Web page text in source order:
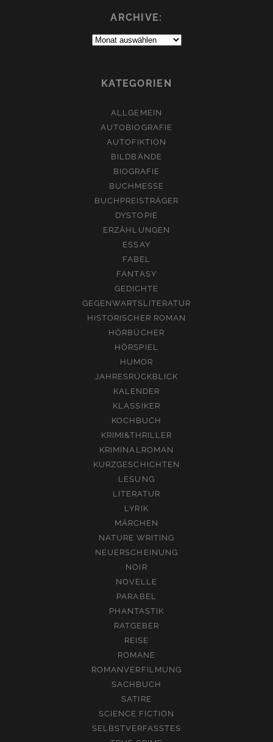
ARCHIVE:
Archive:
KATEGORIEN
ALLGEMEIN
AUTOBIOGRAFIE
AUTOFIKTION
BILDBÄNDE
BIOGRAFIE
BUCHMESSE
BUCHPREISTRÄGER
DYSTOPIE
ERZÄHLUNGEN
ESSAY
FABEL
FANTASY
GEDICHTE
GEGENWARTSLITERATUR
HISTORISCHER ROMAN
HÖRBÜCHER
HÖRSPIEL
HUMOR
JAHRESRÜCKBLICK
KALENDER
KLASSIKER
KOCHBUCH
KRIMI&THRILLER
KRIMINALROMAN
KURZGESCHICHTEN
LESUNG
LITERATUR
LYRIK
MÄRCHEN
NATURE WRITING
NEUERSCHEINUNG
NOIR
NOVELLE
PARABEL
PHANTASTIK
RATGEBER
REISE
ROMANE
ROMANVERFILMUNG
SACHBUCH
SATIRE
SCIENCE FICTION
SELBSTVERFASSTES